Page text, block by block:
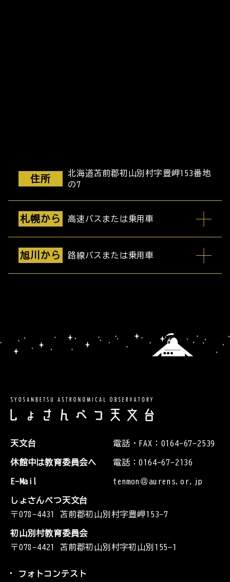
住所
北海道苫前郡初山別村字豊岬153番地
の7
札幌から 高速バスまたは乗用車
旭川から 路線バスまたは乗用車
天文台 電話・FAX：0164-67-2539
休館中は教育委員会へ 電話：0164-67-2136
E-Mail tenmon＠aurens.or.jp
しょさんべつ天文台
〒078-4431 苫前郡初山別村字豊岬153-7
初山別村教育委員会
〒078-4421 苫前郡初山別村字初山別155-1
フォトコンテスト